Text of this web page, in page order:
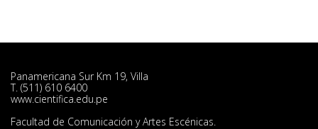
Panamericana Sur Km 19, Villa
T. (511) 610 6400
www.cientifica.edu.pe
Facultad de Comunicación y Artes Escénicas.